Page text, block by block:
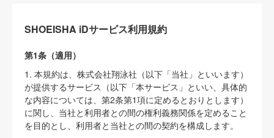
SHOEISHA iDサービス利用規約
第1条（適用）
1. 本規約は、株式会社翔泳社（以下「当社」といいます）
が提供するサービス（以下「本サービス」といい、具体的
な内容については、第2条第1項に定めるとおりとします）
に関し、当社と利用者との間の権利義務関係を定めること
を目的とし、利用者と当社との間の契約を構成します。